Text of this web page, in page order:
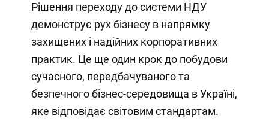
Рішення переходу до системи НДУ
демонструє рух бізнесу в напрямку
захищених і надійних корпоративних
практик. Це ще один крок до побудови
сучасного, передбачуваного та
безпечного бізнес-середовища в Україні,
яке відповідає світовим стандартам.